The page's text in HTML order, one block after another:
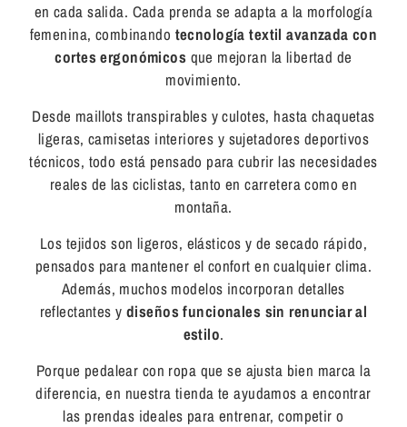
en cada salida. Cada prenda se adapta a la morfología
femenina, combinando tecnología textil avanzada con
cortes ergonómicos que mejoran la libertad de
movimiento.
Desde maillots transpirables y culotes, hasta chaquetas
ligeras, camisetas interiores y sujetadores deportivos
técnicos, todo está pensado para cubrir las necesidades
reales de las ciclistas, tanto en carretera como en
montaña.
Los tejidos son ligeros, elásticos y de secado rápido,
pensados para mantener el confort en cualquier clima.
Además, muchos modelos incorporan detalles
reflectantes ydiseños funcionales sin renunciar al
estilo.
Porque pedalear con ropa que se ajusta bien marca la
diferencia, en nuestra tienda te ayudamos a encontrar
las prendas ideales para entrenar, competir o